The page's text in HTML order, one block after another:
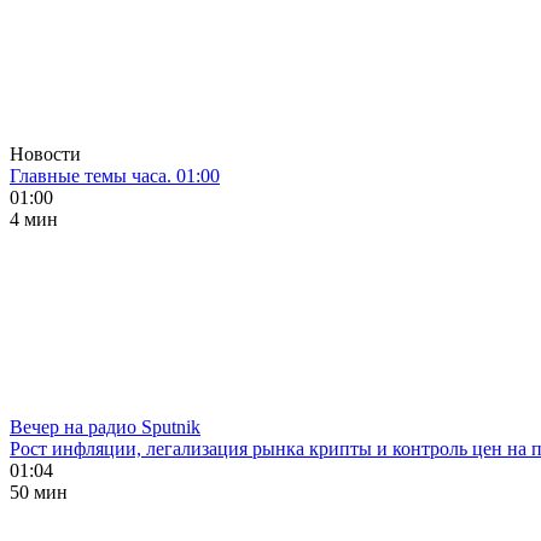
Новости
Главные темы часа. 01:00
01:00
4 мин
Вечер на радио Sputnik
Рост инфляции, легализация рынка крипты и контроль цен на
01:04
50 мин